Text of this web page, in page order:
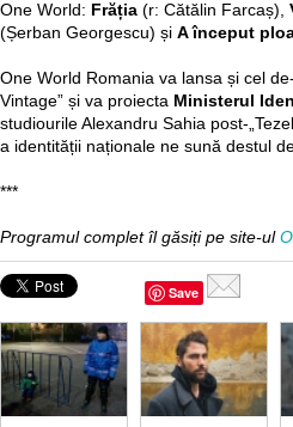
One World: Frăția (r: Cătălin Farcaș),
(Șerban Georgescu) și A început
One World Romania va lansa și cel
Vintage” și va proiecta Ministerul
studiourile Alexandru Sahia post-
a identității naționale ne sună destul
***
Programul complet îl găsiți pe site-ul
Save